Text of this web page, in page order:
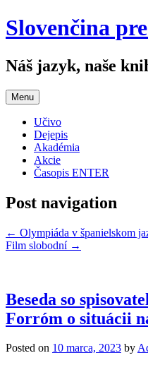
Slovenčina
Náš jazyk, naše
Menu
Učivo
Dejepis
Akadémia
Akcie
Časopis ENTER
Post navigation
← Olympiáda v španielskom
Film slobodní →
Beseda so
Forróm o situácii
Posted on 10 marca, 2023 by